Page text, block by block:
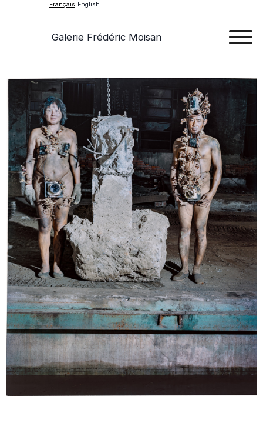
Français English
Galerie Frédéric Moisan
A